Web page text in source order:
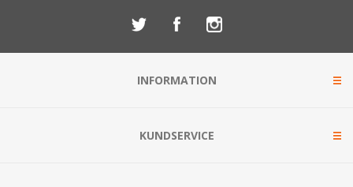
INFORMATION
KUNDSERVICE